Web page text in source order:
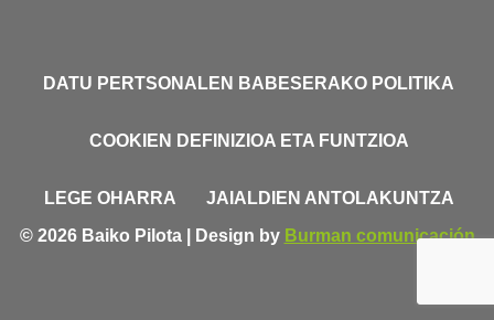
DATU PERTSONALEN BABESERAKO POLITIKA
COOKIEN DEFINIZIOA ETA FUNTZIOA
LEGE OHARRA
JAIALDIEN ANTOLAKUNTZA
© 2026 Baiko Pilota | Design by Burman comunicación